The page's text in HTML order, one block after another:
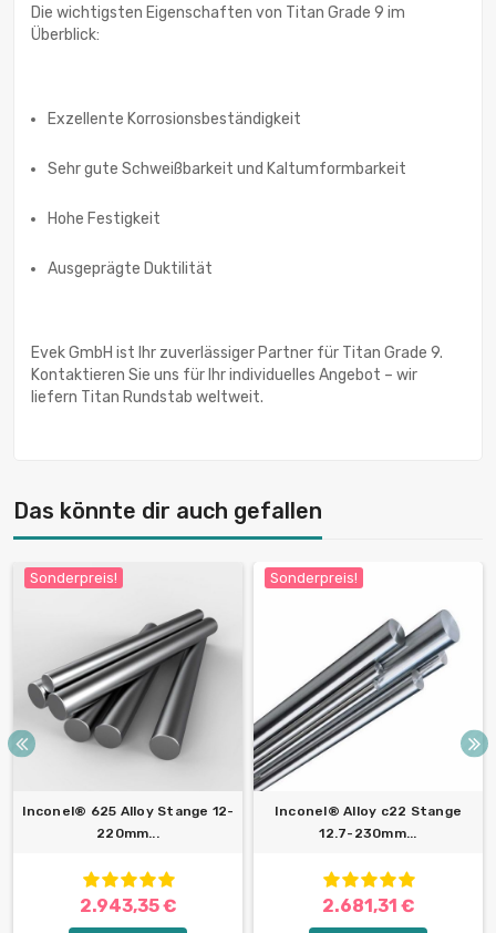
Die wichtigsten Eigenschaften von Titan Grade 9 im
Überblick:
Exzellente Korrosionsbeständigkeit
Sehr gute Schweißbarkeit und Kaltumformbarkeit
Hohe Festigkeit
Ausgeprägte Duktilität
Evek GmbH ist Ihr zuverlässiger Partner für Titan Grade 9.
Kontaktieren Sie uns für Ihr individuelles Angebot – wir
liefern Titan Rundstab weltweit.
Das könnte dir auch gefallen
Sonderpreis!
Inconel® 625 Alloy Stange 12-
220mm...
2.943,35 €
Sonderpreis!
Inconel® Alloy c22 Stange
12.7-230mm...
2.681,31 €